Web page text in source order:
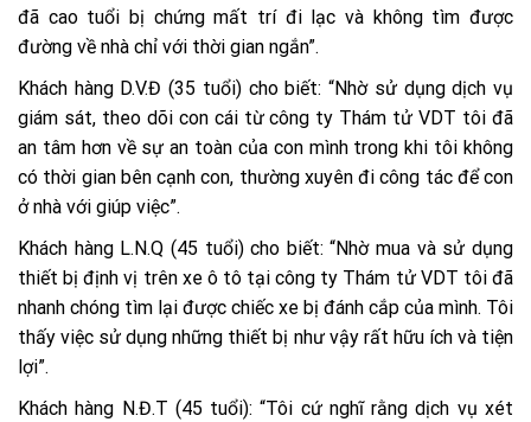
đã cao tuổi bị chứng mất trí đi lạc và không tìm được
đường về nhà chỉ với thời gian ngắn”.
Khách hàng D.V.Đ (35 tuổi) cho biết: “Nhờ sử dụng dịch vụ
giám sát, theo dõi con cái từ công ty Thám tử VDT tôi đã
an tâm hơn về sự an toàn của con mình trong khi tôi không
có thời gian bên cạnh con, thường xuyên đi công tác để con
ở nhà với giúp việc”.
Khách hàng L.N.Q (45 tuổi) cho biết: “Nhờ mua và sử dụng
thiết bị định vị trên xe ô tô tại công ty Thám tử VDT tôi đã
nhanh chóng tìm lại được chiếc xe bị đánh cắp của mình. Tôi
thấy việc sử dụng những thiết bị như vậy rất hữu ích và tiện
lợi”.
Khách hàng N.Đ.T (45 tuổi): “Tôi cứ nghĩ rằng dịch vụ xét